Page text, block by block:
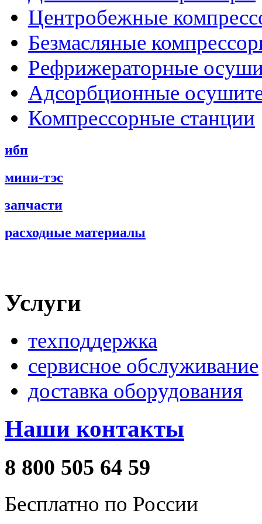
Центробежные
Безмасляные
Рефрижераторные
Адсорбционные
Компрессорные станции
ибп
мини-тэс
запчасти
расходные материалы
Услуги
техподдержка
сервисное обслуживание
доставка оборудования
Наши контакты
8 800 505 64 59
Бесплатно по России